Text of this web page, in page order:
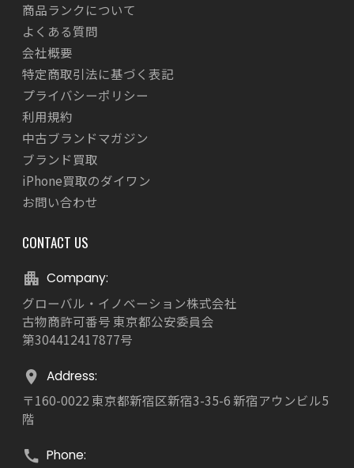
CONTACT US
Company:
グローバル・イノベーション株式会社
古物商許可番号 東京都公安委員会
第304412417877号
Address:
〒160-0022 東京都新宿区新宿3-35-6 新宿アウンビル5
階
Phone:
商品ランクについて
よくある質問
会社概要
特定商取引法に基づく表記
プライバシーポリシー
利用規約
中古ブランドマガジン
ブランド買取
iPhone買取のダイワン
お問い合わせ